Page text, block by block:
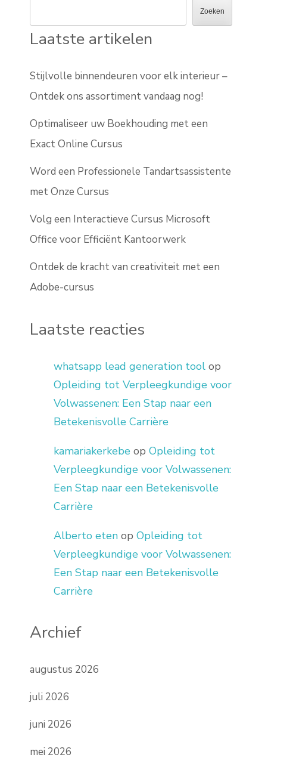
Zoeken
Laatste artikelen
Stijlvolle binnendeuren voor elk interieur –
Ontdek ons assortiment vandaag nog!
Optimaliseer uw Boekhouding met een
Exact Online Cursus
Word een Professionele Tandartsassistente
met Onze Cursus
Volg een Interactieve Cursus Microsoft
Office voor Efficiënt Kantoorwerk
Ontdek de kracht van creativiteit met een
Adobe-cursus
Laatste reacties
whatsapp lead generation tool op
Opleiding tot Verpleegkundige voor
Volwassenen: Een Stap naar een
Betekenisvolle Carrière
kamariakerkebe opOpleiding tot
Verpleegkundige voor Volwassenen:
Een Stap naar een Betekenisvolle
Carrière
Alberto eten opOpleiding tot
Verpleegkundige voor Volwassenen:
Een Stap naar een Betekenisvolle
Carrière
Archief
augustus 2026
juli 2026
juni 2026
mei 2026